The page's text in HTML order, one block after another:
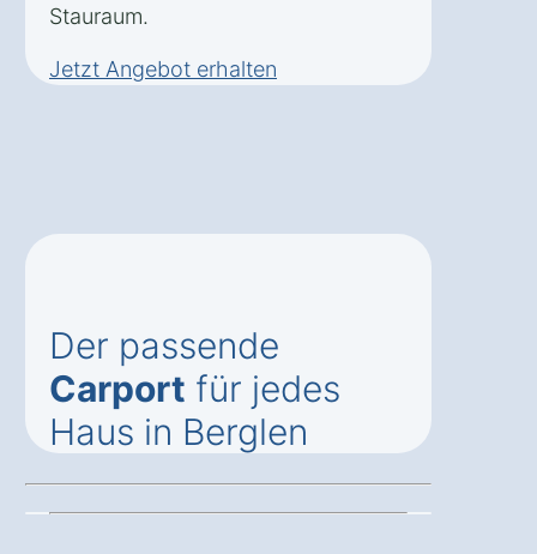
Stauraum.
Jetzt Angebot erhalten
Der passende
Carport für jedes
Haus in Berglen